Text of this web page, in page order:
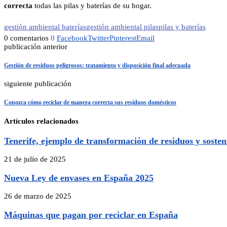
correcta todas las pilas y baterías de su hogar.
gestión ambiental bateríasgestión ambiental pilaspilas y baterías
0 comentarios 0 FacebookTwitterPinterestEmail
publicación anterior
Gestión de residuos peligrosos: tratamiento y disposición final adecuada
siguiente publicación
Conozca cómo reciclar de manera correcta sus residuos domésticos
Artículos relacionados
Tenerife, ejemplo de transformación de residuos y
21 de julio de 2025
Nueva Ley de envases en España 2025
26 de marzo de 2025
Máquinas que pagan por reciclar en España